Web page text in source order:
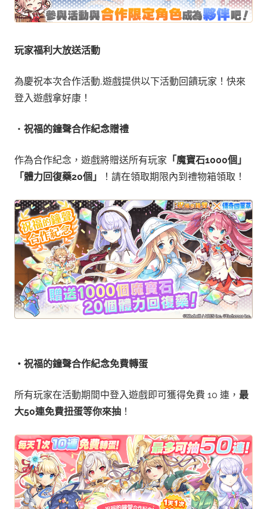
玩家福利大放送活動
為慶祝本次合作活動,遊戲提供以下活動回饋玩家！快來
登入遊戲拿好康！
・ 祝福的鐘聲合作紀念贈禮
作為合作紀念，遊戲將贈送所有玩家 「魔寶石1000個」
「體力回復藥20個」
！請在領取期限內到禮物箱領取！
・祝福的鐘聲合作紀念免費轉蛋
所有玩家在活動期間中登入遊戲即可獲得免費 10 連， 最
大50連免費扭蛋等你來抽 ！